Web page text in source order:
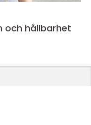
och hållbarhet